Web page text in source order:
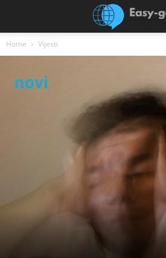
Home Vijesti